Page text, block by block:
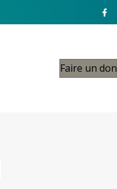
Faire un don